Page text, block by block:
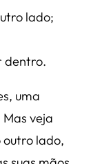
lado;
dentro.
uma
veja
lado,